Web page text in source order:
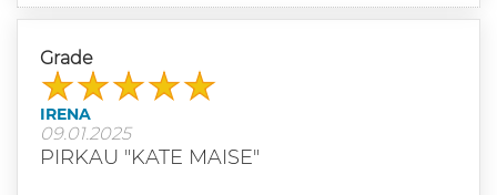
Grade
IRENA
09.01.2025
PIRKAU "KATE MAISE"